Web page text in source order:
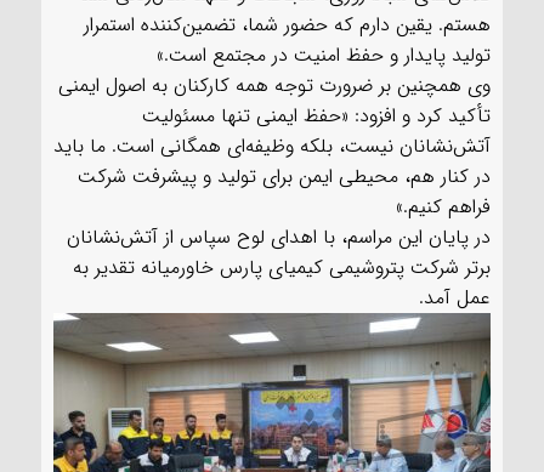
هستم. یقین دارم که حضور شما، تضمین‌کننده استمرار
تولید پایدار و حفظ امنیت در مجتمع است.»
وی همچنین بر ضرورت توجه همه کارکنان به اصول ایمنی
تأکید کرد و افزود: «حفظ ایمنی تنها مسئولیت
آتش‌نشانان نیست، بلکه وظیفه‌ای همگانی است. ما باید
در کنار هم، محیطی ایمن برای تولید و پیشرفت شرکت
فراهم کنیم.»
در پایان این مراسم، با اهدای لوح سپاس از آتش‌نشانان
برتر شرکت پتروشیمی کیمیای پارس خاورمیانه تقدیر به
عمل آمد.